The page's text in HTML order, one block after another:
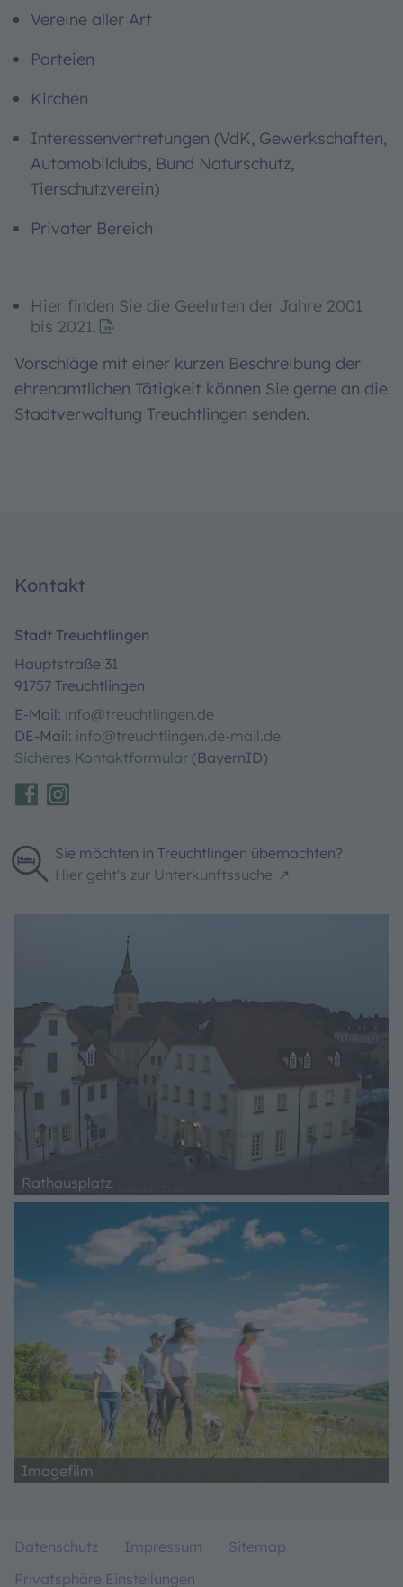
Vereine aller Art
Parteien
Kirchen
Interessenvertretungen (VdK, Gewerkschaften,
Automobilclubs, Bund Naturschutz,
Tierschutzverein)
Privater Bereich
Hier finden Sie die Geehrten der Jahre 2001
bis 2021.
Vorschläge mit einer kurzen Beschreibung der
ehrenamtlichen Tätigkeit können Sie gerne an die
Stadtverwaltung Treuchtlingen senden.
Kontakt
Stadt Treuchtlingen
Hauptstraße 31
91757 Treuchtlingen
E-Mail: info@treuchtlingen.de
DE-Mail: info@treuchtlingen.de-mail.de
Sicheres Kontaktformular (BayernID)
Sie möchten in Treuchtlingen übernachten?
Hier geht's zur Unterkunftssuche
Rathausplatz
Imagefilm
Datenschutz Impressum
Sitemap
Privatsphäre Einstellungen